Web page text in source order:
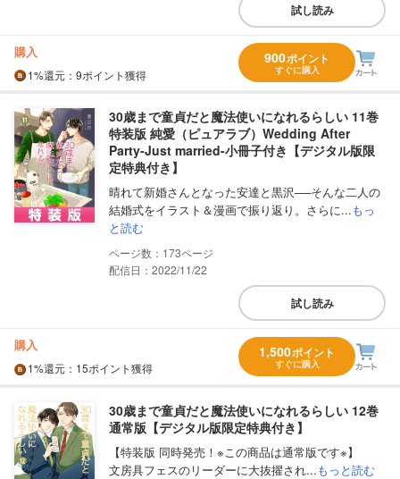
試し読み
購入
1%還元 ：9ポイント獲得
900ポイント
すぐに購入
30歳まで童貞だと魔法使いになれるらしい 11巻
特装版 純愛（ピュアラブ）Wedding After
Party-Just married-小冊子付き【デジタル版限
定特典付き】
晴れて新婚さんとなった安達と黒沢──そんな二人の
結婚式をイラスト＆漫画で振り返り。さらに...もっ
と読む
173
配信日：2022/11/22
試し読み
購入
1%還元 ：15ポイント獲得
1,500ポイント
すぐに購入
30歳まで童貞だと魔法使いになれるらしい 12巻
通常版【デジタル版限定特典付き】
【特装版 同時発売！※この商品は通常版です※】
文房具フェスのリーダーに大抜擢され...もっと読む